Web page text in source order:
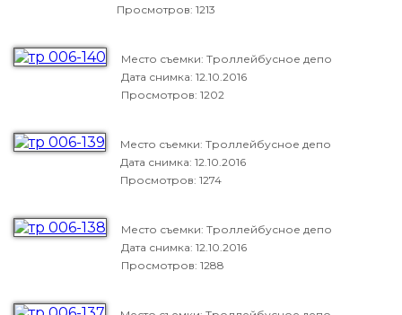
Просмотров: 1213
Место съемки: Троллейбусное депо
Дата снимка: 12.10.2016
Просмотров: 1202
Место съемки: Троллейбусное депо
Дата снимка: 12.10.2016
Просмотров: 1274
Место съемки: Троллейбусное депо
Дата снимка: 12.10.2016
Просмотров: 1288